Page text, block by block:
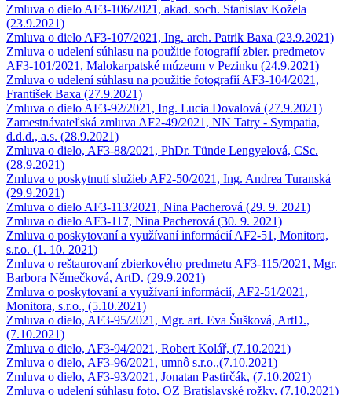
Zmluva o dielo AF3-106/2021, akad. soch. Stanislav Kožela
(23.9.2021)
Zmluva o dielo AF3-107/2021, Ing. arch. Patrik Baxa (23.9.2021)
Zmluva o udelení súhlasu na použitie fotografií zbier. predmetov
AF3-101/2021, Malokarpatské múzeum v Pezinku (24.9.2021)
Zmluva o udelení súhlasu na použitie fotografií AF3-104/2021,
František Baxa (27.9.2021)
Zmluva o dielo AF3-92/2021, Ing. Lucia Dovalová (27.9.2021)
Zamestnávateľská zmluva AF2-49/2021, NN Tatry - Sympatia,
d.d.d., a.s. (28.9.2021)
Zmluva o dielo, AF3-88/2021, PhDr. Tünde Lengyelová, CSc.
(28.9.2021)
Zmluva o poskytnutí služieb AF2-50/2021, Ing. Andrea Turanská
(29.9.2021)
Zmluva o dielo AF3-113/2021, Nina Pacherová (29. 9. 2021)
Zmluva o dielo AF3-117, Nina Pacherová (30. 9. 2021)
Zmluva o poskytovaní a využívaní informácií AF2-51, Monitora,
s.r.o. (1. 10. 2021)
Zmluva o reštaurovaní zbierkového predmetu AF3-115/2021, Mgr.
Barbora Němečková, ArtD. (29.9.2021)
Zmluva o poskytovaní a využívaní informácií, AF2-51/2021,
Monitora, s.r.o., (5.10.2021)
Zmluva o dielo, AF3-95/2021, Mgr. art. Eva Šušková, ArtD.,
(7.10.2021)
Zmluva o dielo, AF3-94/2021, Robert Kolář, (7.10.2021)
Zmluva o dielo, AF3-96/2021, umnô s.r.o.,(7.10.2021)
Zmluva o dielo, AF3-93/2021, Jonatan Pastirčák, (7.10.2021)
Zmluva o udelení súhlasu foto, OZ Bratislavské rožky, (7.10.2021)